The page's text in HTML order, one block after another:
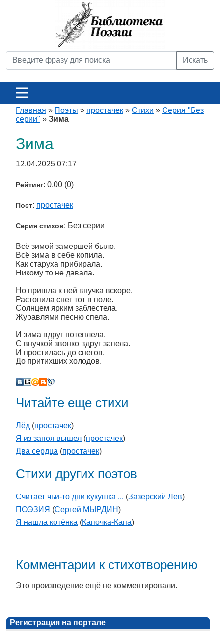
Искать
Главная » Поэты » простачек » Стихи » Серия "Без
серии" » Зима
Зима
12.04.2025 07:17
Рейтинг: 0,00 (0)
Поэт: простачек
Серия стихов: Без серии
Всё зимой замершей было.
Всё зима в себе копила.
Как старуха прибирала.
Никому то не давала.
Но пришла к ней внучка вскоре.
Растопила снег тот в поле.
Солнцем ярким заблестела.
Журавлями песню спела.
И зима вдруг потеплела.
С внучкой звонко вдруг запела.
И простилась до снегов.
До притихших холодов.
Читайте еще стихи
Лёд (простачек)
Я из запоя вышел (простачек)
Два сердца (простачек)
Стихи других поэтов
Считает чьи-то дни кукушка ... (Зазерский Лев)
ПОЭЗИЯ (Сергей МЫРДИН)
Я нашла котёнка (Капочка-Капа)
Комментарии к стихотворению
Это произведение ещё не комментировали.
Регистрация на портале